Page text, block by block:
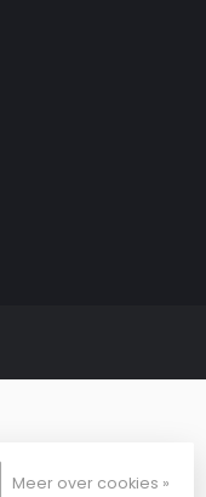
Meer over cookies »